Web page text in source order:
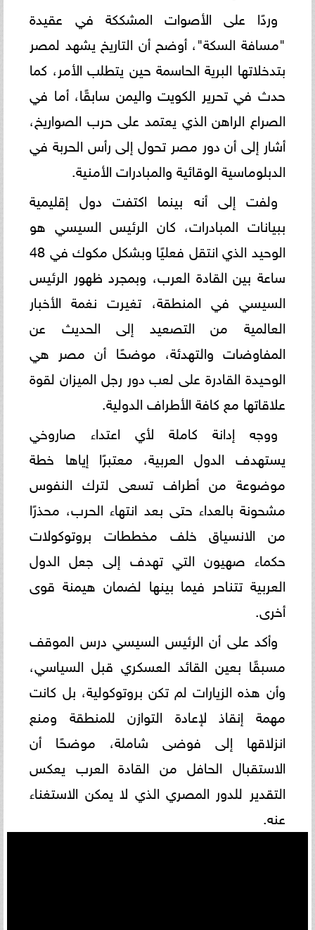
وردًا على الأصوات المشككة في عقيدة
"مسافة السكة"، أوضح أن التاريخ يشهد لمصر
بتدخلاتها البرية الحاسمة حين يتطلب الأمر، كما
حدث في تحرير الكويت واليمن سابقًا، أما في
الصراع الراهن الذي يعتمد على حرب الصواريخ،
أشار إلى أن دور مصر تحول إلى رأس الحربة في
الدبلوماسية الوقائية والمبادرات الأمنية.
ولفت إلى أنه بينما اكتفت دول إقليمية
ببيانات المبادرات، كان الرئيس السيسي هو
الوحيد الذي انتقل فعليًا وبشكل مكوك في 48
ساعة بين القادة العرب، وبمجرد ظهور الرئيس
السيسي في المنطقة، تغيرت نغمة الأخبار
العالمية من التصعيد إلى الحديث عن
المفاوضات والتهدئة، موضحًا أن مصر هي
الوحيدة القادرة على لعب دور رجل الميزان لقوة
علاقاتها مع كافة الأطراف الدولية.
ووجه إدانة كاملة لأي اعتداء صاروخي
يستهدف الدول العربية، معتبرًا إياها خطة
موضوعة من أطراف تسعى لترك النفوس
مشحونة بالعداء حتى بعد انتهاء الحرب، محذرًا
من الانسياق خلف مخططات بروتوكولات
حكماء صهيون التي تهدف إلى جعل الدول
العربية تتناحر فيما بينها لضمان هيمنة قوى
أخرى.
وأكد على أن الرئيس السيسي درس الموقف
مسبقًا بعين القائد العسكري قبل السياسي،
وأن هذه الزيارات لم تكن بروتوكولية، بل كانت
مهمة إنقاذ لإعادة التوازن للمنطقة ومنع
انزلاقها إلى فوضى شاملة، موضحًا أن
الاستقبال الحافل من القادة العرب يعكس
التقدير للدور المصري الذي لا يمكن الاستغناء
عنه.